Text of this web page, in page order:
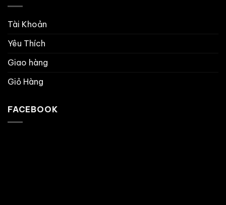
Tài Khoản
Yêu Thích
Giao hàng
Giỏ Hàng
FACEBOOK